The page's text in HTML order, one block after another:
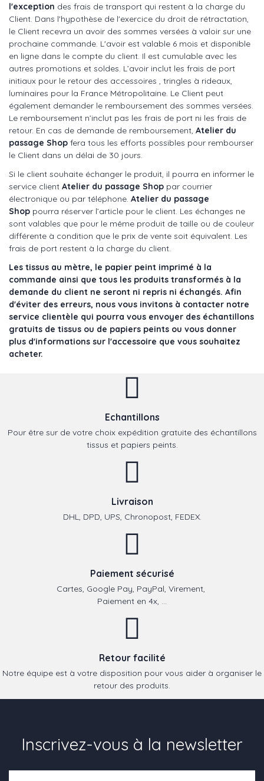
l'exception des frais de transport qui restent à la charge du
Client. Dans l'hypothèse de l'exercice du droit de rétractation,
le Client recevra un avoir des sommes versées à valoir sur une
prochaine commande. L'avoir est valable 6 mois et disponible
en ligne dans le compte du client. Il est cumulable avec les
autres promotions et soldes. L’avoir inclut les frais de port
initiaux pour le retour des accessoires , tringles à rideaux,
luminaires pour la France Métropolitaine. Le Client peut
également demander le remboursement des sommes versées.
Le remboursement n’inclut pas les frais de port ni les frais de
retour. En cas de demande de remboursement, Atelier du
passage Shop fera tous les efforts possibles pour rembourser
le Client dans un délai de 30 jours.
Si le client souhaite échanger le produit, il pourra en informer le
service client Atelier du passage Shop par courrier
électronique ou par téléphone. Atelier du passage
Shop pourra réserver l’article pour le client. Les échanges ne
sont valables que pour le même produit de taille ou de couleur
différente à condition que le prix de vente soit équivalent. Les
frais de port restent à la charge du client.
Les tissus au mètre, le papier peint imprimé à la
commande ainsi que tous les produits transformés à la
demande du client ne seront ni repris ni échangés. Afin
d'éviter des erreurs, nous vous invitons à contacter notre
service clientèle qui pourra vous envoyer des échantillons
gratuits de tissus ou de papiers peints ou vous donner
plus d'informations sur l'accessoire que vous souhaitez
acheter.
Echantillons
Pour être sur de votre choix expédition gratuite des échantillons
tissus et papiers peints.
Livraison
DHL, DPD, UPS, Chronopost, FEDEX.
Paiement sécurisé
Cartes, Google Pay, PayPal, Virement,
Paiement en 4x, ...
Retour facilité
Notre équipe est à votre disposition pour vous aider à organiser le
retour des produits.
Inscrivez-vous à la newsletter